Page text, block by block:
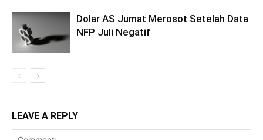
Dolar AS Jumat Merosot Setelah Data
NFP Juli Negatif
LEAVE A REPLY